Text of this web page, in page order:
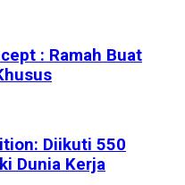
: Ramah Buat
Diikuti 550
Dunia Kerja